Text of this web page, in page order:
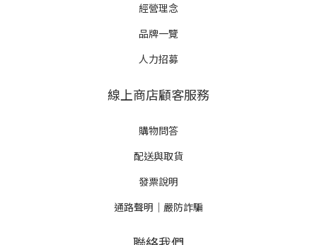
經營理念
品牌一覽
人力招募
線上商店顧客服務
購物問答
配送與取貨
發票說明
通路聲明｜嚴防詐騙